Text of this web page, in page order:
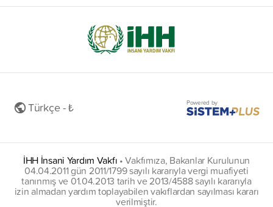
Türkçe - ₺ Powered by
İHH İnsani Yardım Vakfı •Vakfımıza, Bakanlar Kurulunun
04.04.2011 gün 2011/1799 sayılı kararıyla vergi muafiyeti
tanınmış ve 01.04.2013 tarih ve 2013/4588 sayılı kararıyla
izin almadan yardım toplayabilen vakıflardan sayılması kararı
verilmiştir.